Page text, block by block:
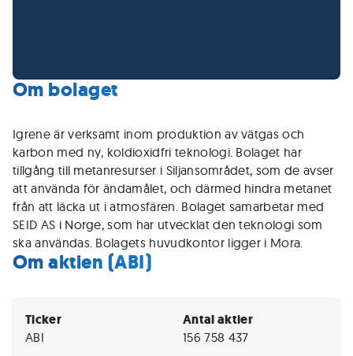
Om bolaget
Igrene är verksamt inom produktion av vätgas och
karbon med ny, koldioxidfri teknologi. Bolaget har
tillgång till metanresurser i Siljansområdet, som de avser
att använda för ändamålet, och därmed hindra metanet
från att läcka ut i atmosfären. Bolaget samarbetar med
SEID AS i Norge, som har utvecklat den teknologi som
ska användas. Bolagets huvudkontor ligger i Mora.
Om aktien (ABI)
Ticker
ABI
Antal aktier
156 758 437